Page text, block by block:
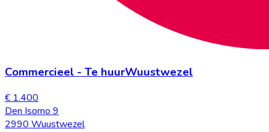
Commercieel - Te huurWuustwezel
€ 1.400
Den Isomo 9
2990 Wuustwezel